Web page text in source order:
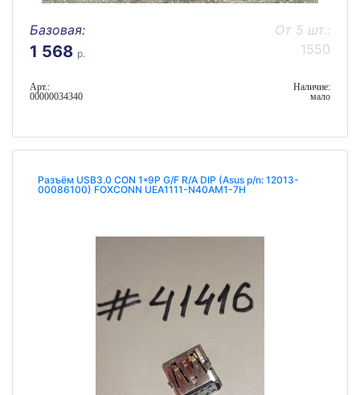
Базовая:
1 568 р.
От 5 шт.:
1550
Арт.:
00000034340
Наличие:
мало
Разъём USB3.0 CON 1*9P G/F R/A DIP (Asus p/n: 12013-
00086100) FOXCONN UEA1111-N40AM1-7H